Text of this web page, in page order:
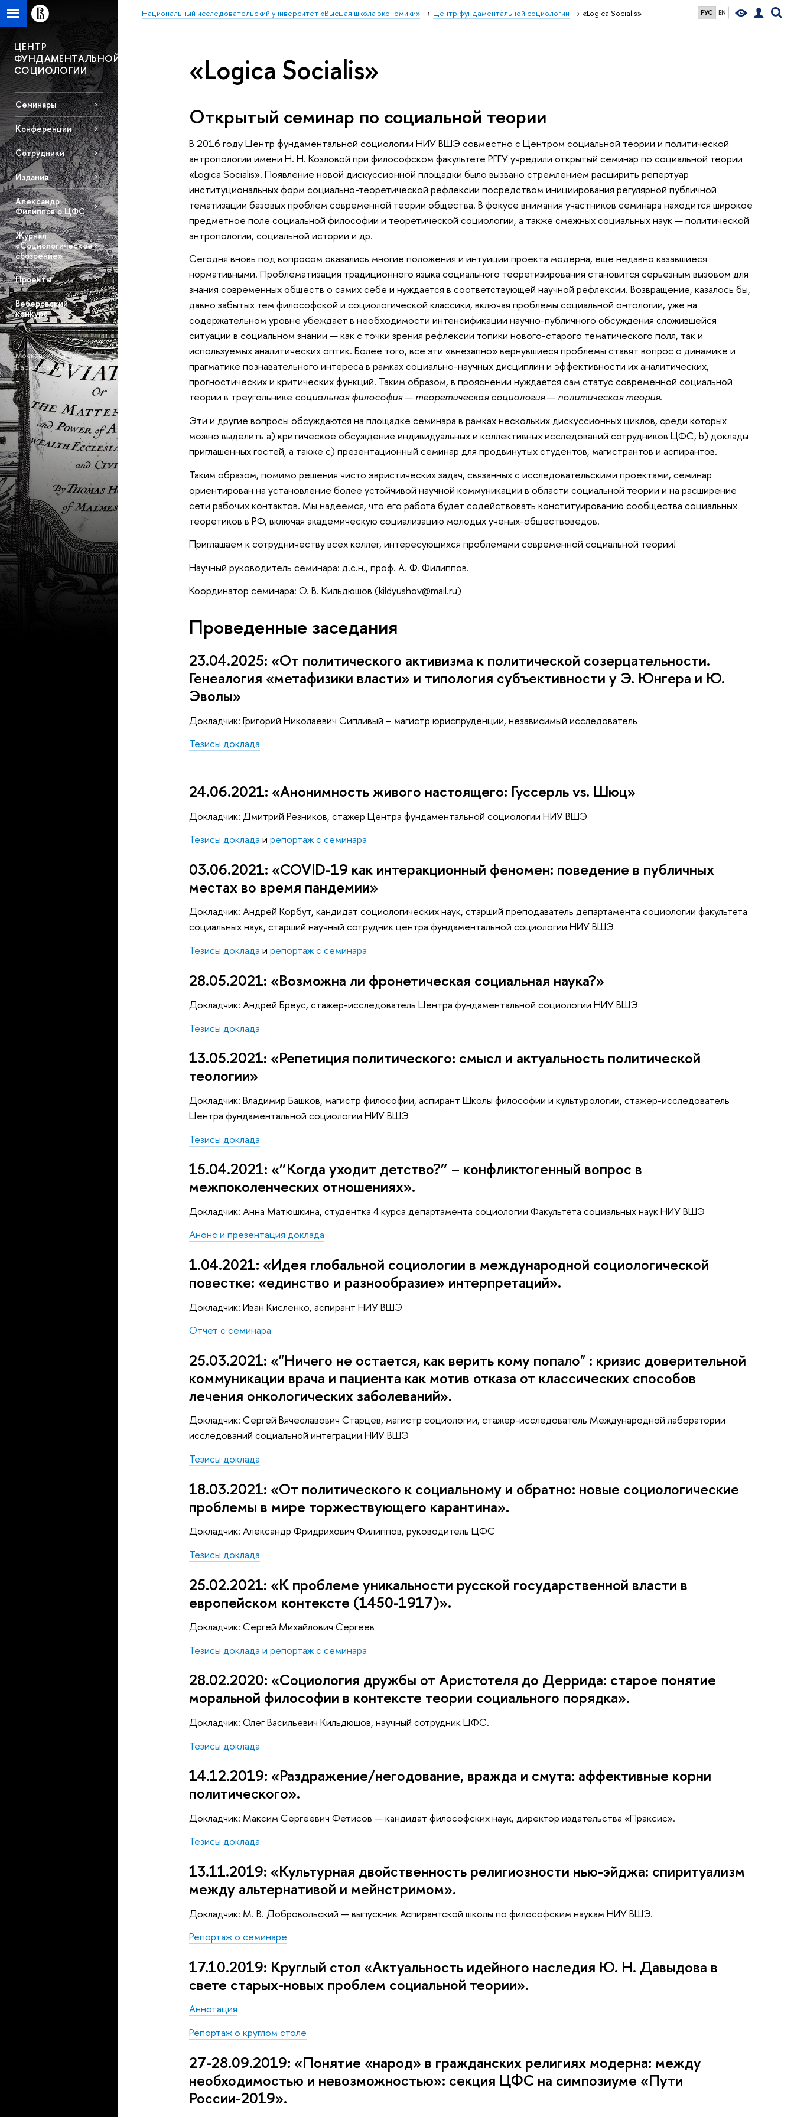
РУС EN
Национальный исследовательский университет «Высшая школа экономики» Центр фундаментальной социологии «Logica Socialis»
ЦЕНТР
ФУНДАМЕНТАЛЬНОЙ
СОЦИОЛОГИИ
Семинары
Конференции
Сотрудники
Издания
Александр
Филиппов о ЦФС
Журнал
«Социологическое
обозрение»
Проекты
Веберовский
конкурс
Москва, ул. Ст.
Басманная, д. 21/4, стр.
1
«Logica Socialis»
Открытый семинар по социальной теории
В 2016 году Центр фундаментальной социологии НИУ ВШЭ совместно с Центром социальной теории и политической
антропологии имени Н. Н. Козловой при философском факультете РГГУ учредили открытый семинар по социальной теории
«Logica Socialis». Появление новой дискуссионной площадки было вызвано стремлением расширить репертуар
институциональных форм социально-теоретической рефлексии посредством инициирования регулярной публичной
тематизации базовых проблем современной теории общества. В фокусе внимания участников семинара находится широкое
предметное поле социальной философии и теоретической социологии, а также смежных социальных наук — политической
антропологии, социальной истории и др.
Сегодня вновь под вопросом оказались многие положения и интуиции проекта модерна, еще недавно казавшиеся
нормативными. Проблематизация традиционного языка социального теоретизирования становится серьезным вызовом для
знания современных обществ о самих себе и нуждается в соответствующей научной рефлексии. Возвращение, казалось бы,
давно забытых тем философской и социологической классики, включая проблемы социальной онтологии, уже на
содержательном уровне убеждает в необходимости интенсификации научно-публичного обсуждения сложившейся
ситуации в социальном знании — как с точки зрения рефлексии топики нового-старого тематического поля, так и
используемых аналитических оптик. Более того, все эти «внезапно» вернувшиеся проблемы ставят вопрос о динамике и
прагматике познавательного интереса в рамках социально-научных дисциплин и эффективности их аналитических,
прогностических и критических функций. Таким образом, в прояснении нуждается сам статус современной социальной
теории в треугольнике социальная философия— теоретическая социология— политическая теория.
Эти и другие вопросы обсуждаются на площадке семинара в рамках нескольких дискуссионных циклов, среди которых
можно выделить а) критическое обсуждение индивидуальных и коллективных исследований сотрудников ЦФС, b) доклады
приглашенных гостей, а также c) презентационный семинар для продвинутых студентов, магистрантов и аспирантов.
Таким образом, помимо решения чисто эвристических задач, связанных с исследовательскими проектами, семинар
ориентирован на установление более устойчивой научной коммуникации в области социальной теории и на расширение
сети рабочих контактов. Мы надеемся, что его работа будет содействовать конституированию сообщества социальных
теоретиков в РФ, включая академическую социализацию молодых ученых-обществоведов.
Приглашаем к сотрудничеству всех коллег, интересующихся проблемами современной социальной теории!
Научный руководитель семинара: д.с.н., проф. А. Ф. Филиппов.
Координатор семинара: О. В. Кильдюшов (kildyushov@mail.ru)
Проведенные заседания
23.04.2025: «От политического активизма к политической созерцательности.
Генеалогия «метафизики власти» и типология субъективности у Э. Юнгера и Ю.
Эволы»
Докладчик: Григорий Николаевич Сипливый – магистр юриспруденции, независимый исследователь
Тезисы доклада
24.06.2021: «Анонимность живого настоящего: Гуссерль vs. Шюц»
Докладчик: Дмитрий Резников, стажер Центра фундаментальной социологии НИУ ВШЭ
Тезисы доклада и репортаж с семинара
03.06.2021: «COVID-19 как интеракционный феномен: поведение в публичных
местах во время пандемии»
Докладчик: Андрей Корбут, кандидат социологических наук, старший преподаватель департамента социологии факультета
социальных наук, старший научный сотрудник центра фундаментальной социологии НИУ ВШЭ
Тезисы доклада и репортаж с семинара
28.05.2021: «Возможна ли фронетическая социальная наука?»
Докладчик: Андрей Бреус, стажер-исследователь Центра фундаментальной социологии НИУ ВШЭ
Тезисы доклада
13.05.2021: «Репетиция политического: смысл и актуальность политической
теологии»
Докладчик: Владимир Башков, магистр философии, аспирант Школы философии и культурологии, стажер-исследователь
Центра фундаментальной социологии НИУ ВШЭ
Тезисы доклада
15.04.2021: «”Когда уходит детство?” – конфликтогенный вопрос в
межпоколенческих отношениях».
Докладчик: Анна Матюшкина, студентка 4 курса департамента социологии Факультета социальных наук НИУ ВШЭ
Анонс и презентация доклада
1.04.2021: «Идея глобальной социологии в международной социологической
повестке: «единство и разнообразие» интерпретаций».
Докладчик: Иван Кисленко, аспирант НИУ ВШЭ
Отчет с семинара
25.03.2021: «"Ничего не остается, как верить кому попало" : кризис доверительной
коммуникации врача и пациента как мотив отказа от классических способов
лечения онкологических заболеваний».
Докладчик: Сергей Вячеславович Старцев, магистр социологии, стажер-исследователь Международной лаборатории
исследований социальной интеграции НИУ ВШЭ
Тезисы доклада
18.03.2021: «От политического к социальному и обратно: новые социологические
проблемы в мире торжествующего карантина».
Докладчик: Александр Фридрихович Филиппов, руководитель ЦФС
Тезисы доклада
25.02.2021: «К проблеме уникальности русской государственной власти в
европейском контексте (1450-1917)».
Докладчик: Сергей Михайлович Сергеев
Тезисы доклада и репортаж с семинара
28.02.2020: «Социология дружбы от Аристотеля до Деррида: старое понятие
моральной философии в контексте теории социального порядка».
Докладчик: Олег Васильевич Кильдюшов, научный сотрудник ЦФС.
Тезисы доклада
14.12.2019: «Раздражение/негодование, вражда и смута: аффективные корни
политического».
Докладчик: Максим Сергеевич Фетисов — кандидат философских наук, директор издательства «Праксис».
Тезисы доклада
13.11.2019: «Культурная двойственность религиозности нью-эйджа: спиритуализм
между альтернативой и мейнстримом».
Докладчик: М. В. Добровольский — выпускник Аспирантской школы по философским наукам НИУ ВШЭ.
Репортаж о семинаре
17.10.2019: Круглый стол «Актуальность идейного наследия Ю. Н. Давыдова в
свете старых-новых проблем социальной теории».
Аннотация
Репортаж о круглом столе
27-28.09.2019: «Понятие «народ» в гражданских религиях модерна: между
необходимостью и невозможностью»: секция ЦФС на симпозиуме «Пути
России-2019».